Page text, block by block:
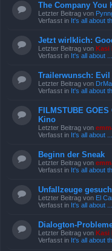
The Company You
Letzter Beitrag von
Verfasst in It's all about
Jetzt wirlklich:
Letzter Beitrag von Kasi
Verfasst in It's all about
Trailerwunsch: Evil
Letzter Beitrag von
Verfasst in It's all about
FILMSTUBE
Kino
Letzter Beitrag von
Verfasst in It's all about
Beginn der Sneak
Letzter Beitrag von
Verfasst in It's all about
Unfallzeuge
Letzter Beitrag von El
Verfasst in It's all about
Dialogton-
Letzter Beitrag von Kasi
Verfasst in It's all about